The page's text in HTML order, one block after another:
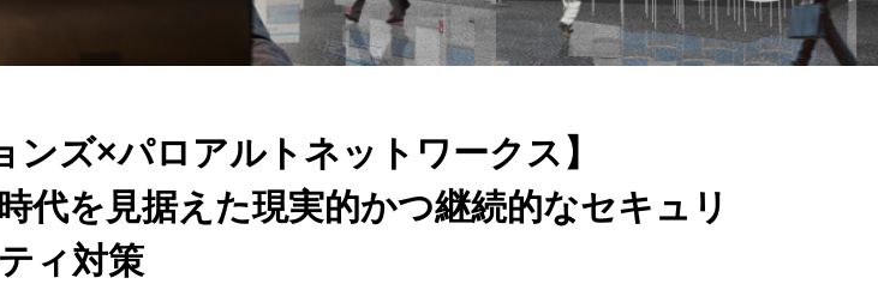
ンズ×パロアルトネットワークス】
代を見据えた現実的かつ継続的なセキュリ
ティ対策